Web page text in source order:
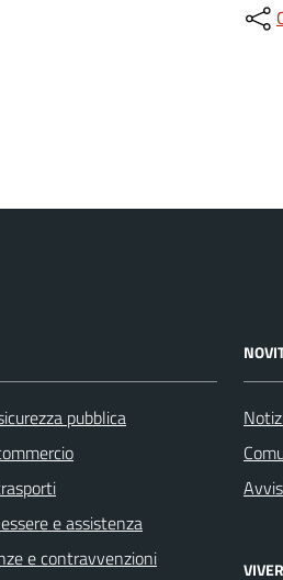
pubblica
e assistenza
e contravvenzioni